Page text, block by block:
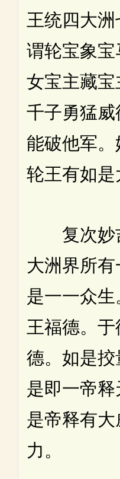
王统四大
谓轮宝象宝
女宝主藏
千子勇猛威
能破他军
轮王有如是
复次妙
大洲界所
是一一众
王福德。
德。如是挍
是即一帝
是帝释有大
力。